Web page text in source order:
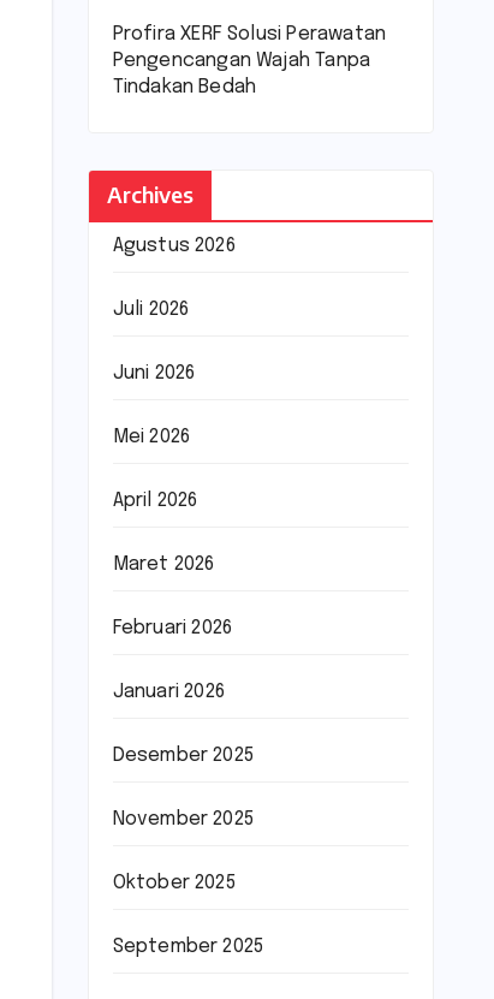
Profira XERF Solusi Perawatan
Pengencangan Wajah Tanpa
Tindakan Bedah
Archives
Agustus 2026
Juli 2026
Juni 2026
Mei 2026
April 2026
Maret 2026
Februari 2026
Januari 2026
Desember 2025
November 2025
Oktober 2025
September 2025